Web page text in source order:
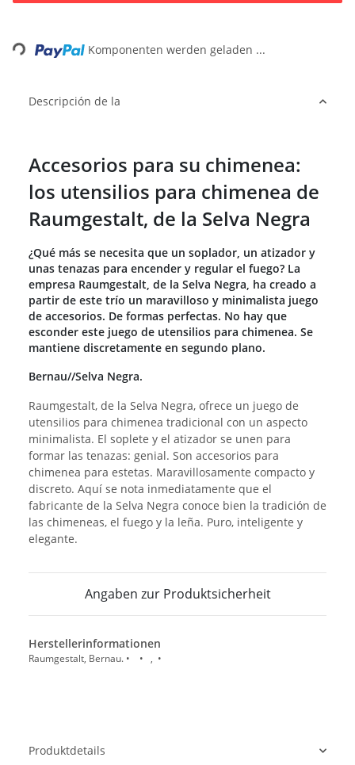
Loading... Komponenten werden geladen ...
Descripción de la
Accesorios para su chimenea:
los utensilios para chimenea de
Raumgestalt, de la Selva Negra
¿Qué más se necesita que un soplador, un atizador y
unas tenazas para encender y regular el fuego? La
empresa Raumgestalt, de la Selva Negra, ha creado a
partir de este trío un maravilloso y minimalista juego
de accesorios. De formas perfectas. No hay que
esconder este juego de utensilios para chimenea. Se
mantiene discretamente en segundo plano.
Bernau//Selva Negra.
Raumgestalt, de la Selva Negra, ofrece un juego de
utensilios para chimenea tradicional con un aspecto
minimalista. El soplete y el atizador se unen para
formar las tenazas: genial. Son accesorios para
chimenea para estetas. Maravillosamente compacto y
discreto. Aquí se nota inmediatamente que el
fabricante de la Selva Negra conoce bien la tradición de
las chimeneas, el fuego y la leña. Puro, inteligente y
elegante.
Angaben zur Produktsicherheit
Herstellerinformationen
Raumgestalt, Bernau. • • , •
Produktdetails